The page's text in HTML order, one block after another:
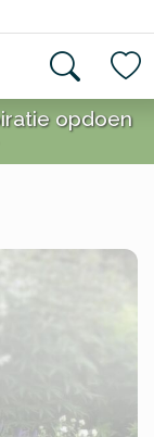
opdoen